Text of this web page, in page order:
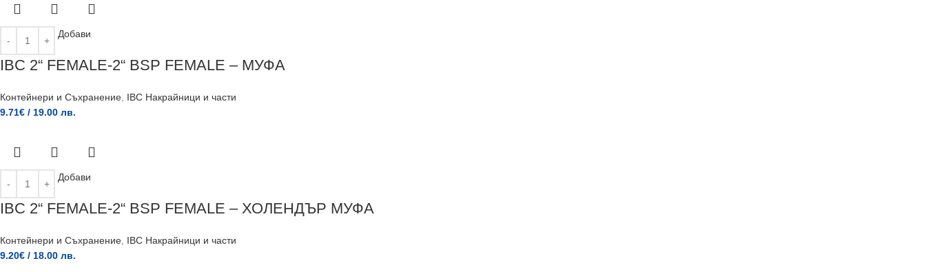
Добави
IBC 2“ FEMALE-2“ BSP FEMALE – МУФА
Контейнери и Съхранение IBC Накрайници и части
9.71€ / 19.00 лв.
Добави
IBC 2“ FEMALE-2“ BSP FEMALE – ХОЛЕНДЪР МУФА
Контейнери и Съхранение IBC Накрайници и части
9.20€ / 18.00 лв.